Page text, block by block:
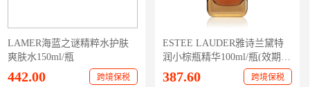
LAMER海蓝之谜精粹水护肤
爽肤水150ml/瓶
442.00 跨境保税
ESTEE LAUDER雅诗兰黛特
润小棕瓶精华100ml/瓶(效期25
年8月-26年1月随机发)
387.60 跨境保税